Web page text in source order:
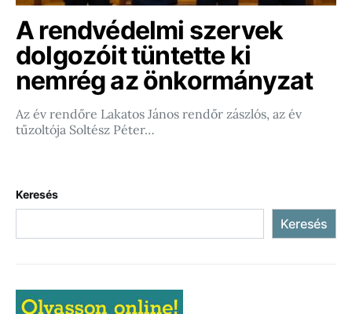
A rendvédelmi szervek
dolgozóit tüntette ki
nemrég az önkormányzat
Az év rendőre Lakatos János rendőr zászlós, az év
tűzoltója Soltész Péter…
Keresés
Keresés